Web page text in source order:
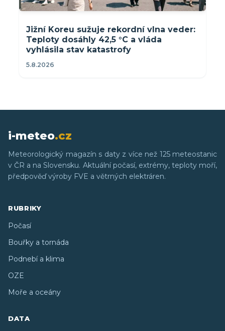
Jižní Koreu sužuje rekordní vlna veder:
Teploty dosáhly 42,5 °C a vláda
vyhlásila stav katastrofy
5.8.2026
i-meteo.cz
Meteorologický magazín s daty z více než 125 meteostanic
v ČR a na Slovensku. Aktuální počasí, extrémy, teploty moří,
předpověď výroby FVE a větrných elektráren.
RUBRIKY
Počasí
Bouřky a tornáda
Podnebí a klima
OZE
Moře a oceány
DATA